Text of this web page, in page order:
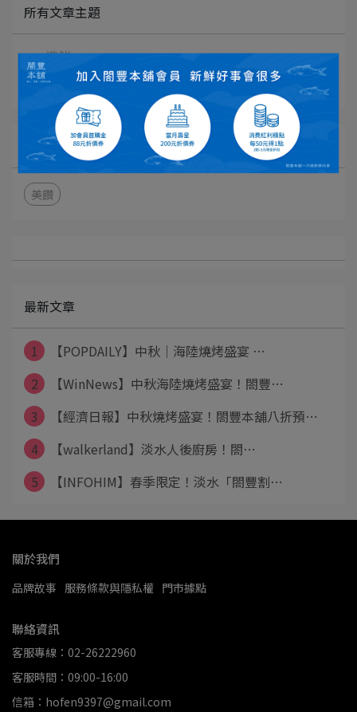
所有文章主題
識鮮
媒體分享
文章分類
美饡
最新文章
1
【POPDAILY】中秋｜海陸燒烤盛宴 ⋯
2
【WinNews】中秋海陸燒烤盛宴！閤豐⋯
3
【經濟日報】中秋燒烤盛宴！閤豐本舖八折預⋯
4
【walkerland】淡水人後廚房！閤⋯
5
【INFOHIM】春季限定！淡水「閤豐割⋯
關於我們
品牌故事 服務條款與隱私權 門市據點
聯絡資訊
客服專線：02-26222960
客服時間：09:00-16:00
信箱：hofen9397@gmail.com